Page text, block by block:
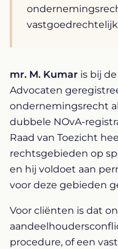
mr. M. Kumar is bij
Advocaten
ondernemingsrecht
dubbele NOvA-
Raad van Toezicht
rechtsgebieden op
en hij voldoet aan
voor deze gebieden
Voor cliënten is dat
procedure, of een